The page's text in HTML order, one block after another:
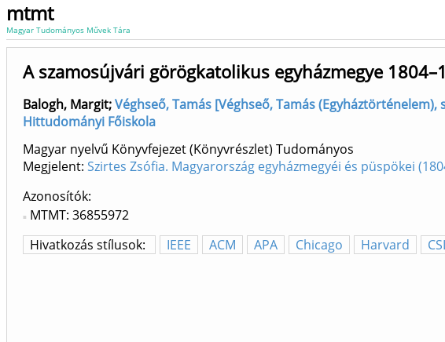
mtmt
Magyar Tudományos Művek Tára
A szamosújvári görögkatolikus egyházmegye
Balogh, Margit;Véghseő, Tamás [Véghseő, Tamás
Hittudományi Főiskola
Magyar nyelvű Könyvfejezet (Könyvrészlet) Tudományos
Megjelent: Szirtes Zsófia. Magyarország egyházmegyéi és püspökei
Azonosítók
MTMT: 36855972
Hivatkozás stílusok:
IEEE ACM APA Chicago Harvard